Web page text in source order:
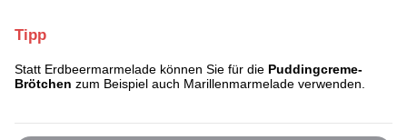
Tipp
Statt Erdbeermarmelade können Sie für die Puddingcreme-
Brötchen zum Beispiel auch Marillenmarmelade verwenden.